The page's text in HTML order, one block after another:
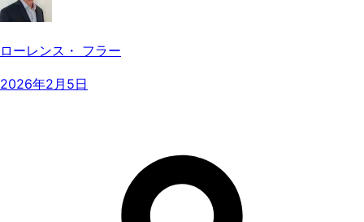
ローレンス・ フラー
2026年2月5日